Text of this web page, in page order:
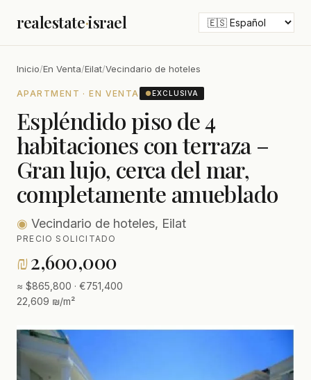
realestate·israel
Inicio/En Venta/Eilat/Vecindario de hoteles
APARTMENT · EN VENTA ●EXCLUSIVA
Espléndido piso de 4
habitaciones con terraza –
Gran lujo, cerca del mar,
completamente amueblado
◉ Vecindario de hoteles, Eilat
PRECIO SOLICITADO
₪2,600,000
≈ $865,800 · €751,400
22,609 ₪/m²